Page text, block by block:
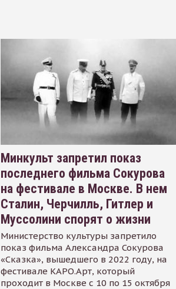
Минкульт запретил показ
последнего фильма Сокурова
на фестивале в Москве. В нем
Сталин, Черчилль, Гитлер и
Муссолини спорят о жизни
Министерство культуры запретило
показ фильма Александра Сокурова
«Сказка», вышедшего в 2022 году, на
фестивале КАРО.Арт, который
проходит в Москве с 10 по 15 октября